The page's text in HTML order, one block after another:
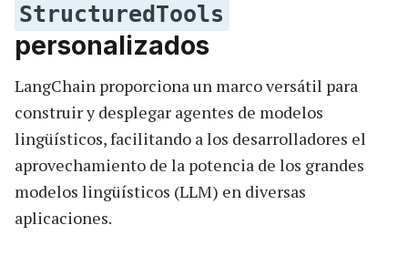
StructuredTools
personalizados
LangChain proporciona un marco versátil para
construir y desplegar agentes de modelos
lingüísticos, facilitando a los desarrolladores el
aprovechamiento de la potencia de los grandes
modelos lingüísticos (LLM) en diversas
aplicaciones.